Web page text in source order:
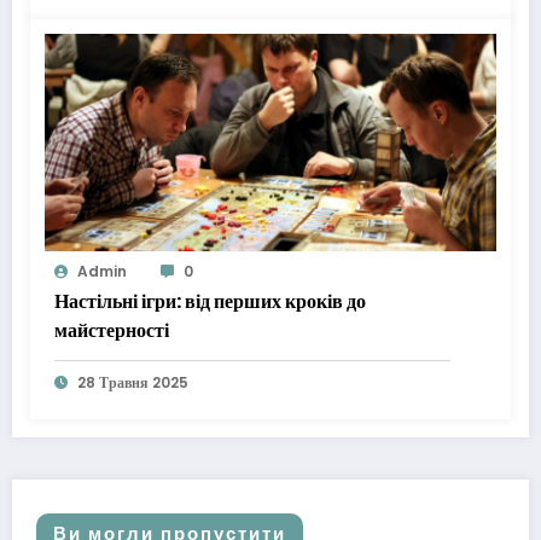
Admin 0
Настільні ігри: від перших кроків до
майстерності
28 Травня 2025
Ви могли пропустити